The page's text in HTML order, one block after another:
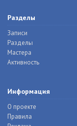
Разделы
Записи
Разделы
Мастера
Активность
Информация
О проекте
Правила